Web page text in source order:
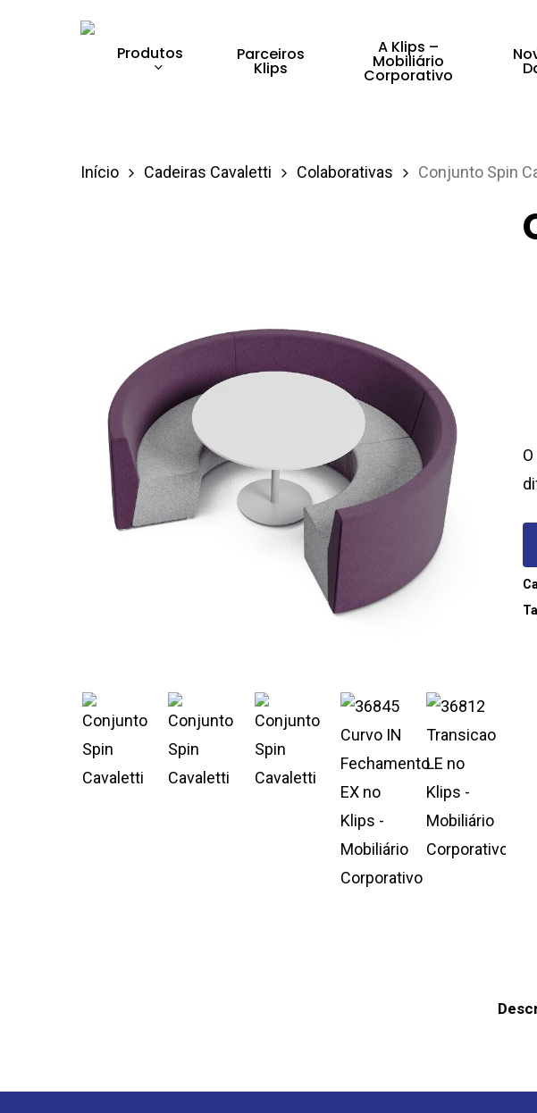
Produtos Parceiros
Klips
A Klips –
Mobiliário
Corporativo
Início Cadeiras Cavaletti Colaborativas Conjunto Spin
O